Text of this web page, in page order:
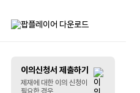
이의신청서 제출하기
제재에 대한 이의 신청이
필요한 경우